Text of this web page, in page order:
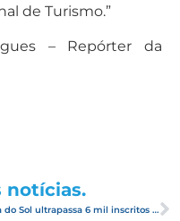
de Turismo.”
– Repórter da
notícias.
Meia do Sol ultrapassa 6 mil inscritos e atrai “maraturistas” de todo o Brasil